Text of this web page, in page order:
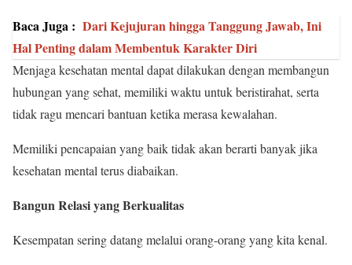
Baca Juga : Dari Kejujuran hingga Tanggung Jawab, Ini
Hal Penting dalam Membentuk Karakter Diri
Menjaga kesehatan mental dapat dilakukan dengan membangun
hubungan yang sehat, memiliki waktu untuk beristirahat, serta
tidak ragu mencari bantuan ketika merasa kewalahan.
Memiliki pencapaian yang baik tidak akan berarti banyak jika
kesehatan mental terus diabaikan.
Bangun Relasi yang Berkualitas
Kesempatan sering datang melalui orang-orang yang kita kenal.